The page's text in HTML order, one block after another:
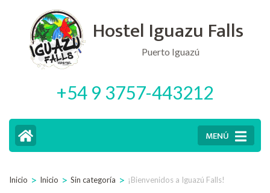
contenido
(presiona
Intro)
Hostel Iguazu Falls
Puerto Iguazú
+54 9 3757-443212
MENÚ
Inicio > Inicio > Sin categoría > ¡Bienvenidos a Iguazú Falls!